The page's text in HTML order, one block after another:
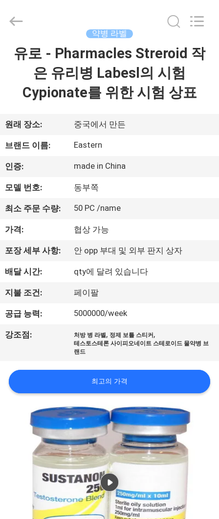
우
리
에
여
공
장
여
행
질
2017
Industry
약병 라벨
유로 - Pharmacles Streroid 작
은 유리병 Labesl의 시험
Cypionate를 위한 시험 상표
원래 장소: 중국에서 만든
브랜드 이름: Eastern
인증: made in China
모델 번호: 동부쪽
최소 주문 수량: 50 PC /name
가격: 협상 가능
포장 세부 사항: 안 opp 부대 및 외부 판지 상자
배달 시간: qty에 달려 있습니다
지불 조건: 페이팔
공급 능력: 5000000/week
강조점: 처방 병 라벨, 정제 보틀 스티커 ,
테스토스테론 사이피오네이트 스테로이드 물약병 브
랜드
최고의 가격